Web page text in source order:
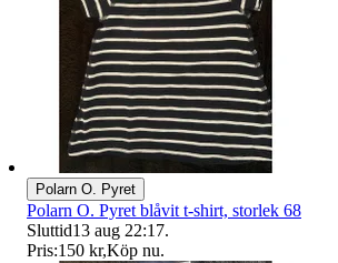
Polarn O. Pyret
Polarn O. Pyret blåvit t-shirt, storlek 68
Sluttid13 aug 22:17.
Pris:150 kr,Köp nu.